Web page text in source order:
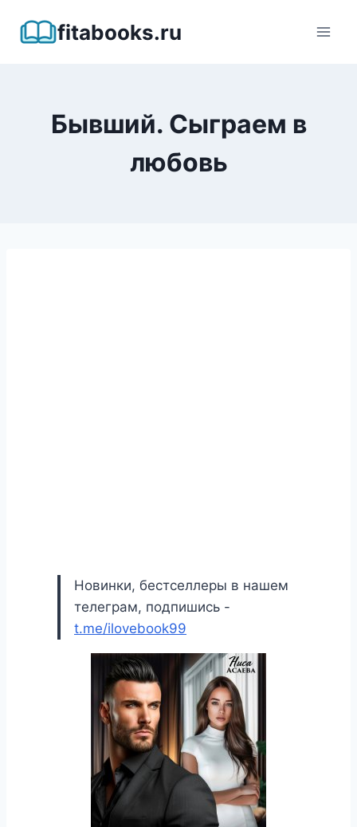
fitabooks.ru
Бывший. Сыграем в
любовь
Новинки, бестселлеры в нашем
телеграм, подпишись -
t.me/ilovebook99